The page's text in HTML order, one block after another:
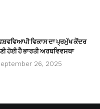
ਵਿਕਾਸ ਦਾ ਪ੍ਰਮੁੱਖ ਕੇਂਦਰ
ਹੋਈ ਹੈ ਭਾਰਤੀ ਅਰਥਵਿਵਸਥਾ
26, 2025